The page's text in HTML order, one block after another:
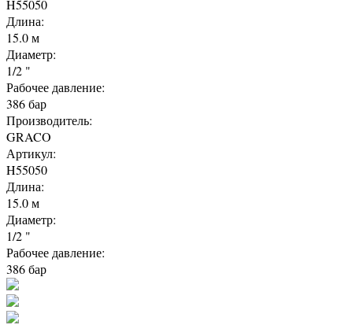
H55050
Длина:
15.0 м
Диаметр:
1/2 "
Рабочее давление:
386 бар
Производитель:
GRACO
Артикул:
H55050
Длина:
15.0 м
Диаметр:
1/2 "
Рабочее давление:
386 бар